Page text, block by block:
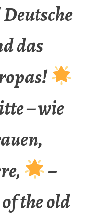
das
– wie
–
the old